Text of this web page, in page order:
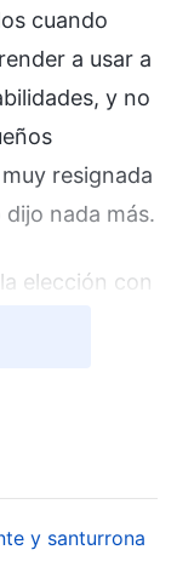
cuando
a usar a
y no
resignada
nada más.
elección con
en el
Yang como
y santurrona